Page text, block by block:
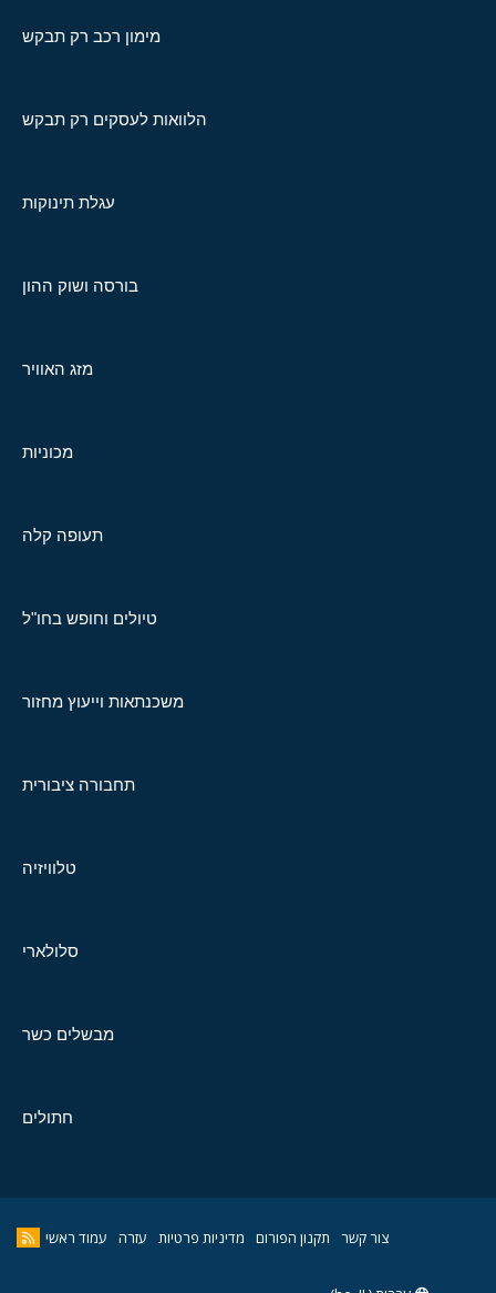
מימון רכב רק תבקש
הלוואות לעסקים רק תבקש
עגלת תינוקות
בורסה ושוק ההון
מזג האוויר
מכוניות
תעופה קלה
טיולים וחופש בחו"ל
משכנתאות וייעוץ מחזור
תחבורה ציבורית
טלוויזיה
סלולארי
מבשלים כשר
חתולים
צור קשר תקנון הפורום מדיניות פרטיות עזרה עמוד ראשי